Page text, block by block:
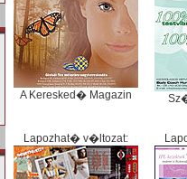
A Keresked� Magazin
Lapozhat� v�ltozat: